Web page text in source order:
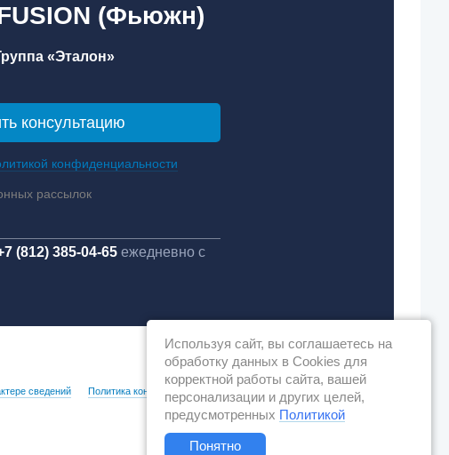
(Фьюжн)
«Эталон»
конфиденциальности
рассылок
(812) 385-04-65 ежедневно с
сведений Политика конфиденциальности
Используя сайт, вы соглашаетесь на
обработку данных в Cookies для
корректной работы сайта, вашей
персонализации и других целей,
предусмотренных Политикой
Понятно